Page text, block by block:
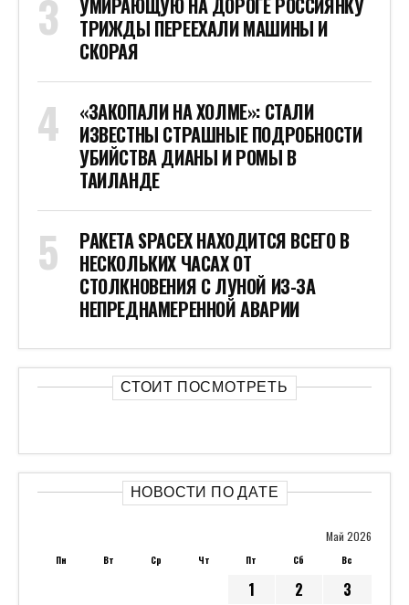
ТРИЖДЫ ПЕРЕЕХАЛИ МАШИНЫ И
СКОРАЯ
«ЗАКОПАЛИ НА ХОЛМЕ»: СТАЛИ
ИЗВЕСТНЫ СТРАШНЫЕ ПОДРОБНОСТИ
УБИЙСТВА ДИАНЫ И РОМЫ В
ТАИЛАНДЕ
РАКЕТА SPACEX НАХОДИТСЯ ВСЕГО В
НЕСКОЛЬКИХ ЧАСАХ ОТ
СТОЛКНОВЕНИЯ С ЛУНОЙ ИЗ-ЗА
НЕПРЕДНАМЕРЕННОЙ АВАРИИ
СТОИТ ПОСМОТРЕТЬ
НОВОСТИ ПО ДАТЕ
Май 2026
Пн Вт Ср Чт Пт Сб Вс
1 2
3